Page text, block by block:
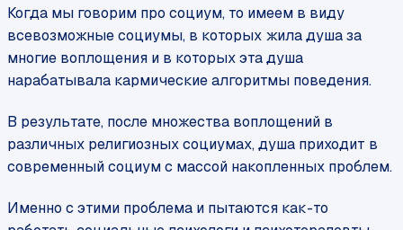
Когда мы говорим про социум, то имеем в виду
всевозможные социумы, в которых жила душа за
многие воплощения и в которых эта душа
нарабатывала кармические алгоритмы поведения.
В результате, после множества воплощений в
различных религиозных социумах, душа приходит в
современный социум с массой накопленных проблем.
Именно с этими проблема и пытаются как-то